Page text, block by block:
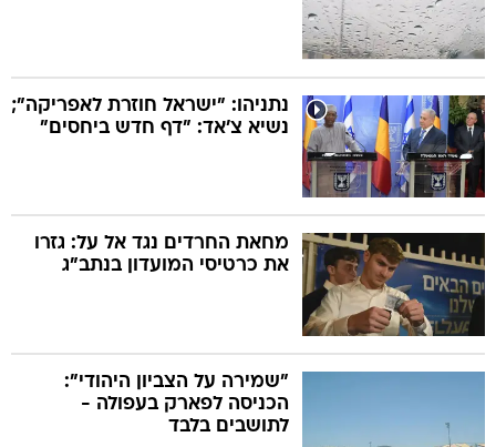
נתניהו: "ישראל חוזרת לאפריקה";
נשיא צ'אד: "דף חדש ביחסים"
מחאת החרדים נגד אל על: גזרו
את כרטיסי המועדון בנתב"ג
"שמירה על הצביון היהודי":
הכניסה לפארק בעפולה -
לתושבים בלבד